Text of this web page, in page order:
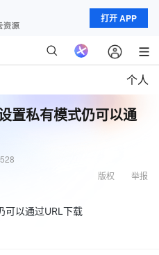
打开 APP
个人
置私有模式仍可以通
528
举报
版权
可以通过URL下载